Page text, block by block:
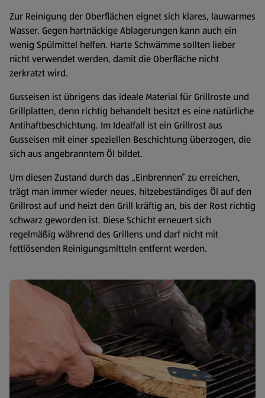
Zur Reinigung der Oberflächen eignet sich klares, lauwarmes
Wasser. Gegen hartnäckige Ablagerungen kann auch ein
wenig Spülmittel helfen. Harte Schwämme sollten lieber
nicht verwendet werden, damit die Oberfläche nicht
zerkratzt wird.
Gusseisen ist übrigens das ideale Material für Grillroste und
Grillplatten, denn richtig behandelt besitzt es eine natürliche
Antihaftbeschichtung. Im Idealfall ist ein Grillrost aus
Gusseisen mit einer speziellen Beschichtung überzogen, die
sich aus angebranntem Öl bildet.
Um diesen Zustand durch das „Einbrennen” zu erreichen,
trägt man immer wieder neues, hitzebeständiges Öl auf den
Grillrost auf und heizt den Grill kräftig an, bis der Rost richtig
schwarz geworden ist. Diese Schicht erneuert sich
regelmäßig während des Grillens und darf nicht mit
fettlösenden Reinigungsmitteln entfernt werden.